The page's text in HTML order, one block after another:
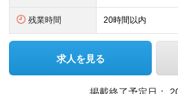
残業時間 20時間以内
求人を見る